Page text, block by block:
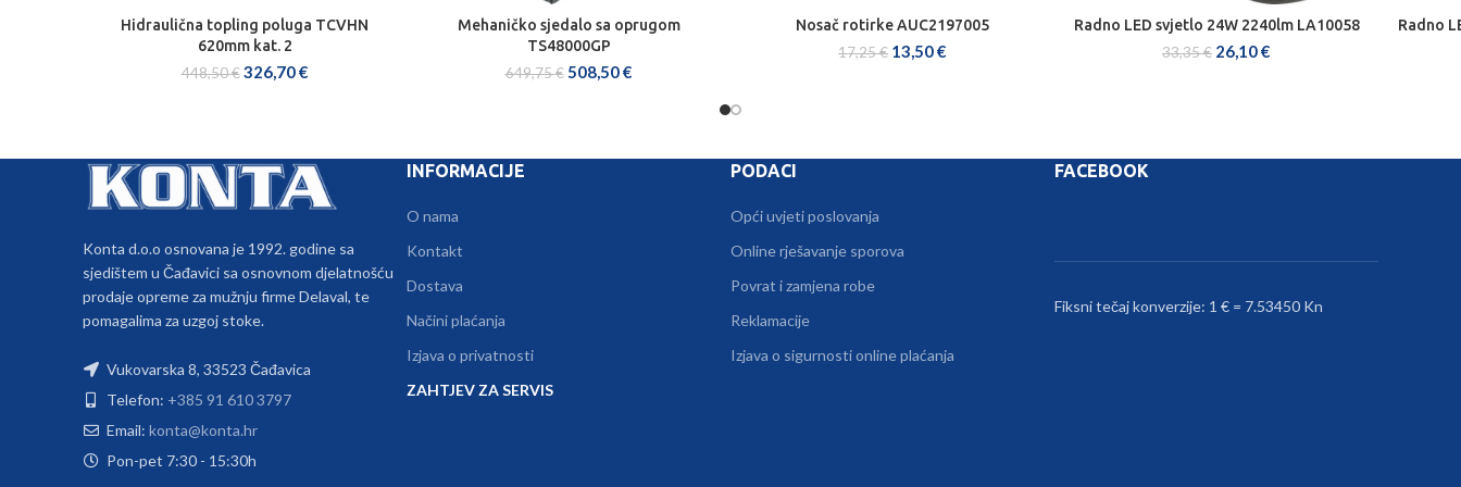
DODAJ U KOŠARICU
Hidraulična topling poluga TCVHN
620mm kat. 2
448,50€ 326,70€
DODAJ U KOŠARICU
Mehaničko sjedalo sa oprugom
TS48000GP
649,75€ 508,50€
DODAJ U KOŠARICU
Nosač rotirke AUC2197005
17,25€ 13,50€
DODAJ U KOŠARICU
Radno LED svjetlo 24W 2240lm LA10058
33,35€ 26,10€
Radno
Konta d.o.o osnovana je 1992. godine sa
sjedištem u Čađavici sa osnovnom djelatnošću
prodaje opreme za mužnju firme Delaval, te
pomagalima za uzgoj stoke.
Vukovarska 8, 33523 Čađavica
Telefon: +385 91 610 3797
Email: konta@konta.hr
Pon-pet 7:30 - 15:30h
INFORMACIJE
O nama
Kontakt
Dostava
Načini plaćanja
Izjava o privatnosti
ZAHTJEV ZA SERVIS
PODACI
Opći uvjeti poslovanja
Online rješavanje sporova
Povrat i zamjena robe
Reklamacije
Izjava o sigurnosti online plaćanja
FACEBOOK
Fiksni tečaj konverzije: 1 € = 7.53450 Kn